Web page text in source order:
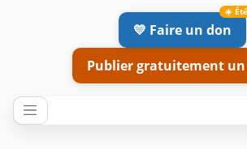
💛 Faire un don
Publier gratuitement